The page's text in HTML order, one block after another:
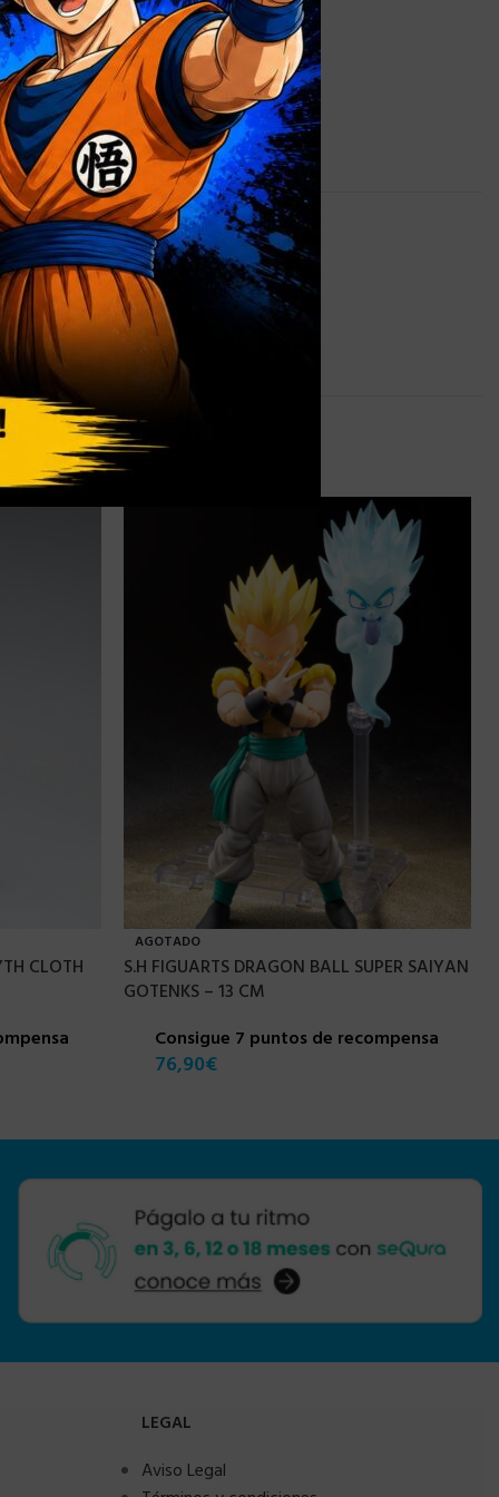
4,5 kg
CLOTH
AGOTADO
S.H FIGUARTS DRAGON BALL SUPER SAIYAN
GOTENKS – 13 CM
Consigue 7 puntos de recompensa
76,90€
LEGAL
Aviso Legal